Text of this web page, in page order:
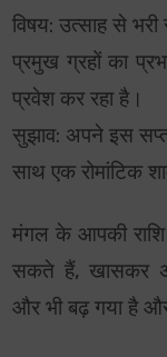
विषय: उत्साह से भरी
प्रमुख ग्रहों का
प्रवेश कर रहा है।
सुझाव: अपने इस
साथ एक रोमांटिक
मंगल के आपकी
सकते हैं, खासकर
और भी बढ़ गया है